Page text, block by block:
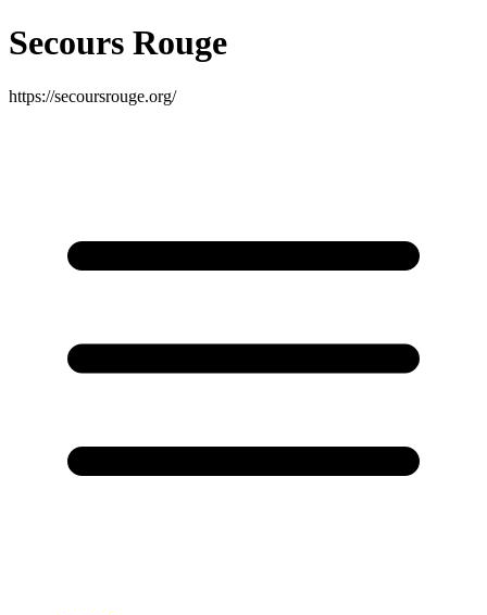
Secours Rouge
https://secoursrouge.org/